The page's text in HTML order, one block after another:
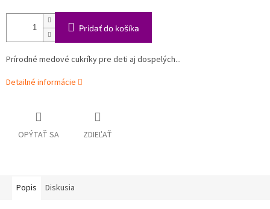
Pridať do košíka
Prírodné medové cukríky pre deti aj dospelých...
Detailné informácie
OPÝTAŤ SA ZDIEĽAŤ
Popis Diskusia